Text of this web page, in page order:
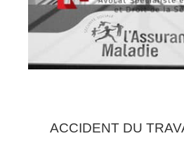
ACCIDENT DU